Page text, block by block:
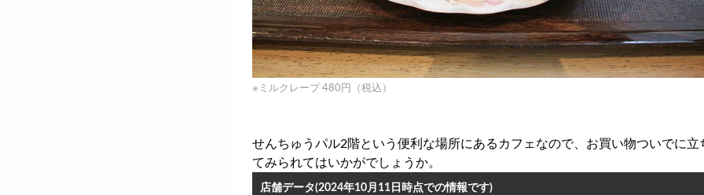
※ミルクレープ 480円（税込）
せんちゅうパル2階という便利な場所にあるカフェなので、お買い物ついでに立
てみられてはいかがでしょうか。
店舗データ(2024年10月11日時点での情報です)